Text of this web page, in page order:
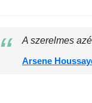
A szerelmes
Arsene